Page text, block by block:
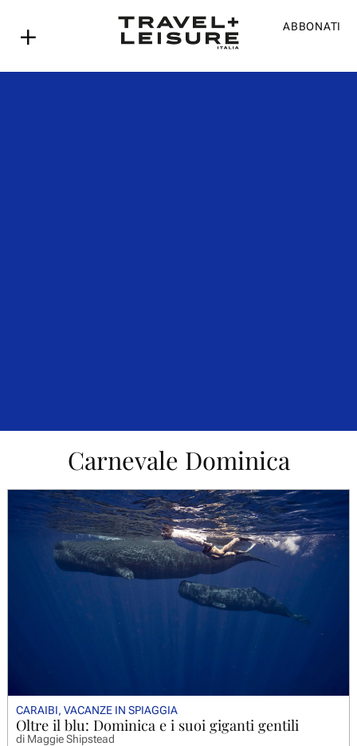
ABBONATI
Carnevale Dominica
CARAIBI, VACANZE IN SPIAGGIA
Oltre il blu: Dominica e i suoi giganti gentili
diMaggie Shipstead